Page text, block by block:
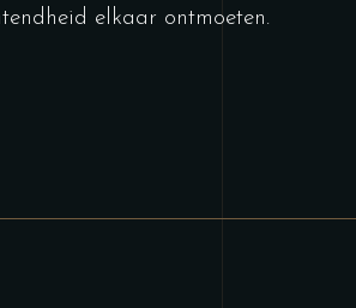
elkaar ontmoeten.